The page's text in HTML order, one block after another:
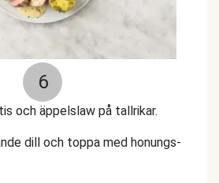
6
och äppelslaw på tallrikar.
dill och toppa med honungs-